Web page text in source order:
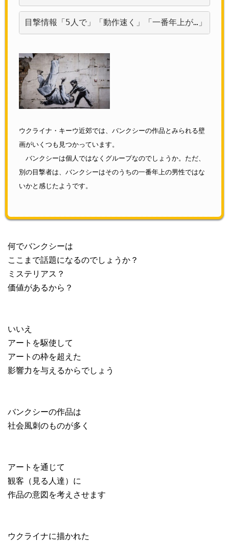
目撃情報「5人で」「動作速く」「一番年上が…」
ウクライナ・キーウ近郊では、バンクシーの作品とみられる壁
画がいくつも見つかっています。
バンクシーは個人ではなくグループなのでしょうか。ただ、
別の目撃者は、バンクシーはそのうちの一番年上の男性ではな
いかと感じたようです。
何でバンクシーは
ここまで話題になるのでしょうか？
ミステリアス？
価値があるから？
いいえ
アートを駆使して
アートの枠を超えた
影響力を与えるからでしょう
バンクシーの作品は
社会風刺のものが多く
アートを通じて
観客（見る人達）に
作品の意図を考えさせます
ウクライナに描かれた